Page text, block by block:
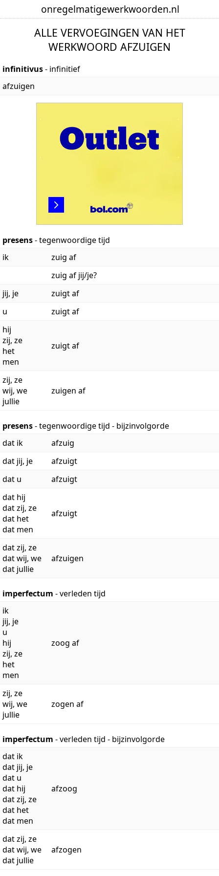
onregelmatigewerkwoorden.nl
ALLE VERVOEGINGEN VAN HET
WERKWOORD AFZUIGEN
infinitivus- infinitief
afzuigen
presens- tegenwoordige tijd
ik
zuig af
zuig af jij/je?
jij, je
zuigt af
u
zuigt af
hij
zij, ze
het
men
zuigt af
zij, ze
wij, we
jullie
zuigen af
presens- tegenwoordige tijd - bijzinvolgorde
dat ik
afzuig
dat jij, je
afzuigt
dat u
afzuigt
dat hij
dat zij, ze
dat het
dat men
afzuigt
dat zij, ze
dat wij, we
dat jullie
afzuigen
imperfectum - verleden tijd
ik
jij, je
u
hij
zij, ze
het
men
zoog af
zij, ze
wij, we
jullie
zogen af
imperfectum - verleden tijd - bijzinvolgorde
dat ik
dat jij, je
dat u
dat hij
dat zij, ze
dat het
dat men
afzoog
dat zij, ze
dat wij, we
dat jullie
afzogen